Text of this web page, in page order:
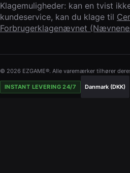
Klagemuligheder: kan en tvist
kundeservice, kan du klage til
Forbrugerklagenævnet
© 2026 EZGAME®. Alle varemærker tilhører
INSTANT LEVERING 24/7 Danmark (DKK)